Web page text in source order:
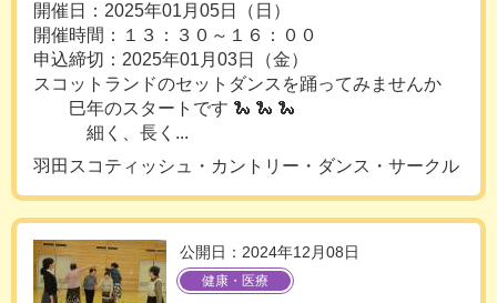
開催日：2025年01月05日（日）
開催時間：１３：３０～１６：００
申込締切：2025年01月03日（金）
スコットランドのセットダンスを踊ってみませんか
巳年のスタートです 🐍 🐍 🐍
細く、長く...
羽田スコティッシュ・カントリー・ダンス・サークル
公開日：2024年12月08日
健康・医療